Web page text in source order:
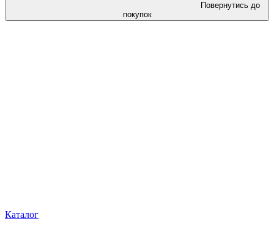
Повернутись до
покупок
Каталог